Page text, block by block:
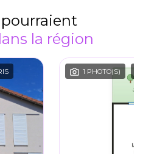
la région
1 PHOTO(S)